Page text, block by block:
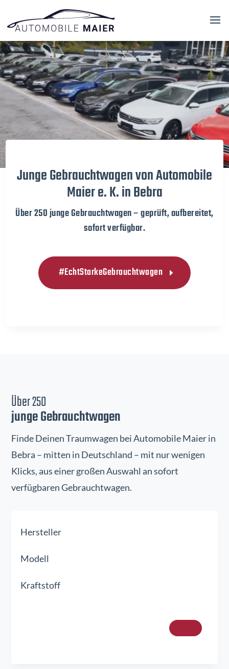
Video-
Player
Junge Gebrauchtwagen von Automobile
Maier e. K. in Bebra
Über 250 junge Gebrauchtwagen – geprüft, aufbereitet,
sofort verfügbar.
#EchtStarkeGebrauchtwagen
Über 250
junge Gebrauchtwagen
Finde Deinen Traumwagen bei Automobile Maier in
Bebra – mitten in Deutschland – mit nur wenigen
Klicks, aus einer großen Auswahl an sofort
verfügbaren Gebrauchtwagen.
Hersteller
Modell
Kraftstoff